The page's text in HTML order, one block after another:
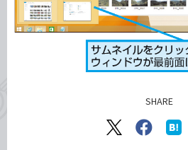
SHARE
X（旧
Facebook